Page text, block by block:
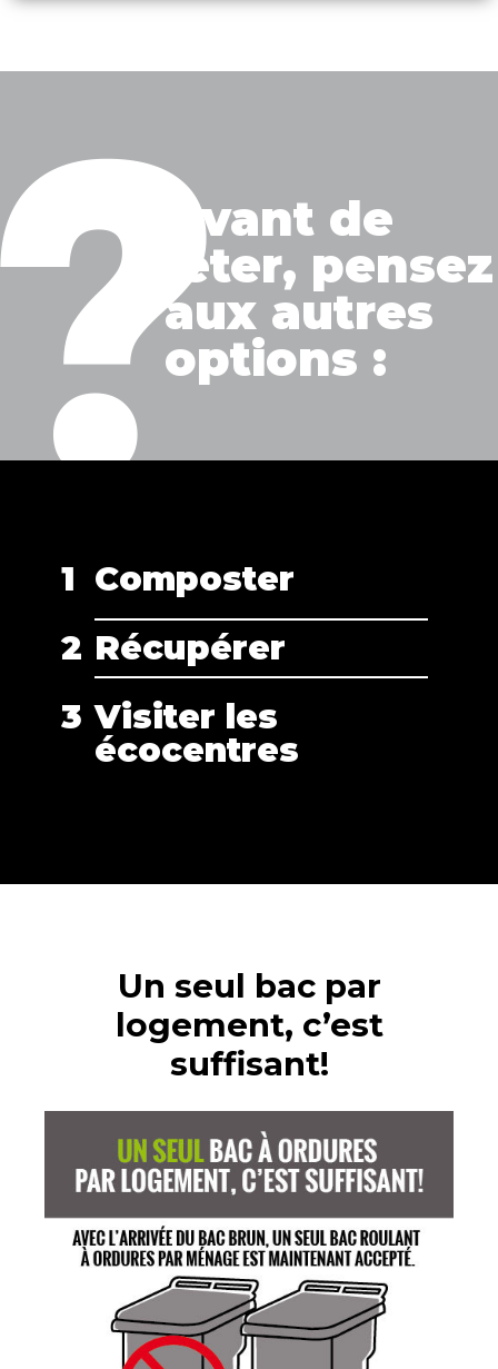
Avant de
jeter, pensez
aux autres
options :
Composter
Récupérer
Visiter les
écocentres
Un seul bac par
logement, c’est
suffisant!